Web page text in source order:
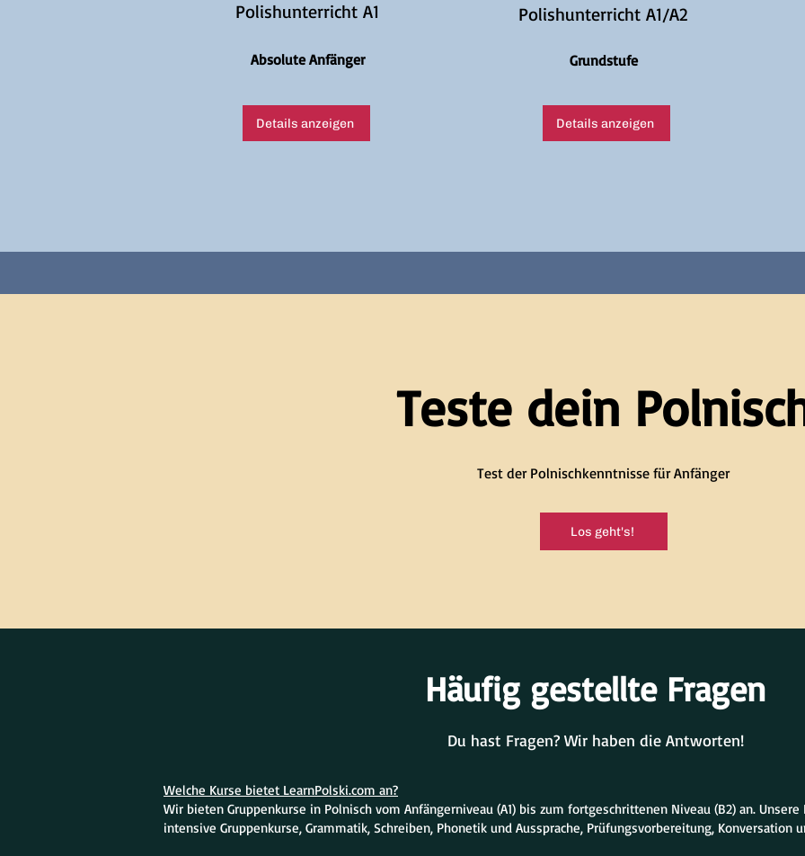
Polishunterricht A1
Absolute Anfänger
Details anzeigen
Polishunterricht A1/A2
Grundstufe
Details anzeigen
Teste dein
Test der Polnischkenntnisse für Anfänger
Los geht's!
Häufig gestellte Fragen
Du hast Fragen? Wir haben die Antworten!
Welche Kurse bietet LearnPolski.com an?
Wir bieten Gruppenkurse in Polnisch vom Anfängerniveau (A1) bis zum fortgeschrittenen Niveau (B2) an.
intensive Gruppenkurse, Grammatik, Schreiben, Phonetik und Aussprache, Prüfungsvorbereitung, Konversation